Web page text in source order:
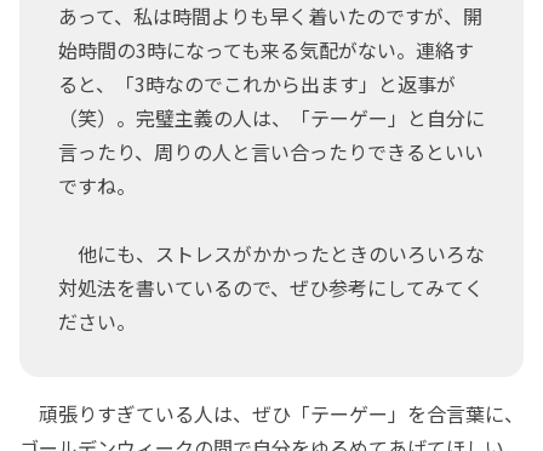
あって、私は時間よりも早く着いたのですが、開
始時間の3時になっても来る気配がない。連絡す
ると、「3時なのでこれから出ます」と返事が
（笑）。完璧主義の人は、「テーゲー」と自分に
言ったり、周りの人と言い合ったりできるといい
ですね。
他にも、ストレスがかかったときのいろいろな
対処法を書いているので、ぜひ参考にしてみてく
ださい。
頑張りすぎている人は、ぜひ「テーゲー」を合言葉に、